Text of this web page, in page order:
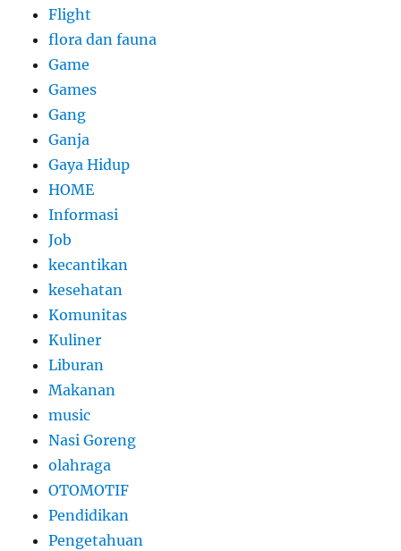
Flight
flora dan fauna
Game
Games
Gang
Ganja
Gaya Hidup
HOME
Informasi
Job
kecantikan
kesehatan
Komunitas
Kuliner
Liburan
Makanan
music
Nasi Goreng
olahraga
OTOMOTIF
Pendidikan
Pengetahuan